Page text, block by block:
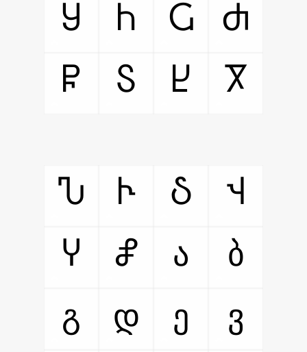
Ⴘ
Ⴙ Ⴚ
Ⴛ
Ⴜ
Ⴝ Ⴞ Ⴟ
Ⴠ Ⴡ Ⴢ
Ⴣ
Ⴤ
Ⴥ ა
ბ
გ
დ ე ვ